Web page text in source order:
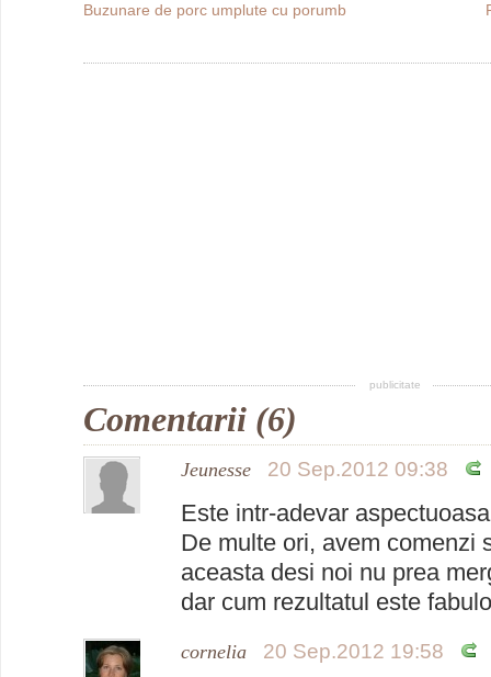
Buzunare de porc umplute cu porumb
publicitate
Comentarii (6)
Jeunesse 20 Sep.2012 09:38
Este intr-adevar
De multe ori, avem comenzi
aceasta desi noi nu prea
dar cum rezultatul este
cornelia 20 Sep.2012 19:58